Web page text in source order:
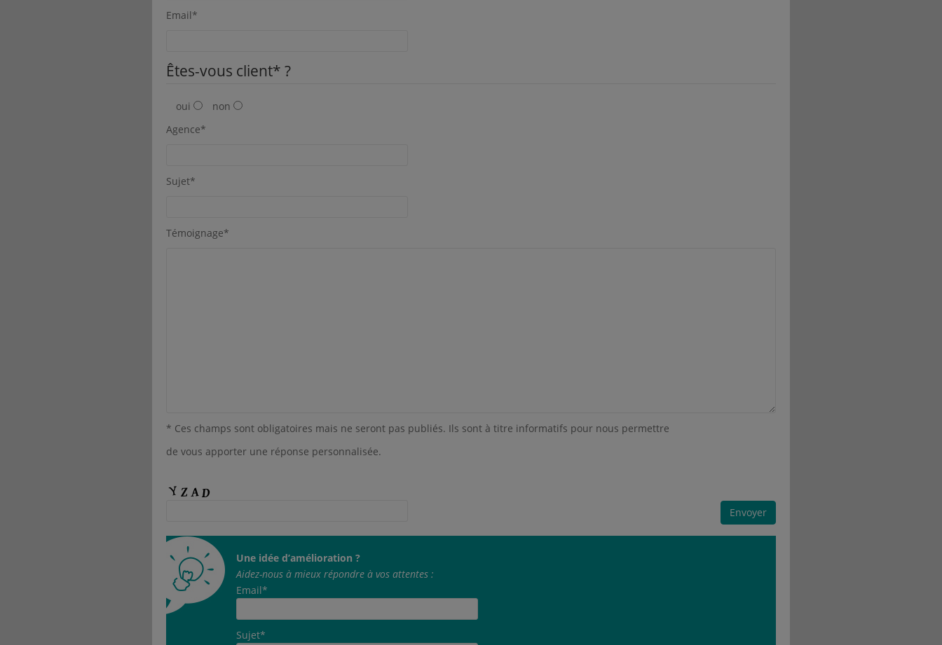
Email*
Êtes-vous client* ?
oui
non
Agence*
Sujet*
Témoignage*
* Ces champs sont obligatoires mais ne seront pas publiés. Ils sont à titre informatifs pour nous permettre
de vous apporter une réponse personnalisée.
Une idée d’amélioration ?
Aidez-nous à mieux répondre à vos attentes :
Email*
Sujet*